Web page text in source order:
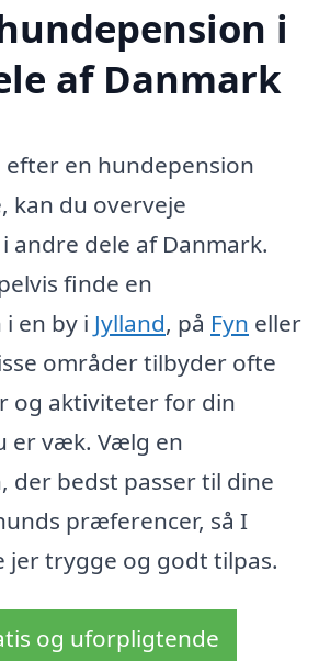
i
af Danmark
efter en hundepension
kan du overveje
andre dele af Danmark.
finde en
en by i Jylland, på Fyn eller
områder tilbyder ofte
og aktiviteter for din
er væk. Vælg en
der bedst passer til dine
præferencer, så I
jer trygge og godt tilpas.
og uforpligtende